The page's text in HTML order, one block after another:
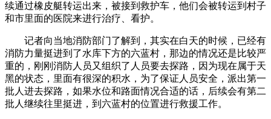
续通过橡皮艇转运出来，被接到救护车，他们会被转运到村子
和市里面的医院来进行治疗、看护。
记者向当地消防部门了解到，其实在白天的时候，已经有
消防力量挺进到了水库下方的六蓝村，那边的情况还是比较严
重的，刚刚消防人员又组织了人员要去探路，因为现在属于天
黑的状态，里面有很深的积水，为了保证人员安全，派出第一
批人进去探路，如果水位和路面情况合适的话，后续会有第二
批人继续往里挺进，到六蓝村的位置进行救援工作。